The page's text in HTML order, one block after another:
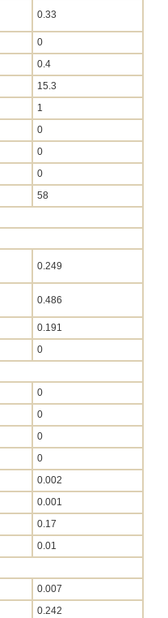
0.33
0
0.4
15.3
1
0
0
0
58
0.249
0.486
0.191
0
0
0
0
0
0.002
0.001
0.17
0.01
0.007
0.242